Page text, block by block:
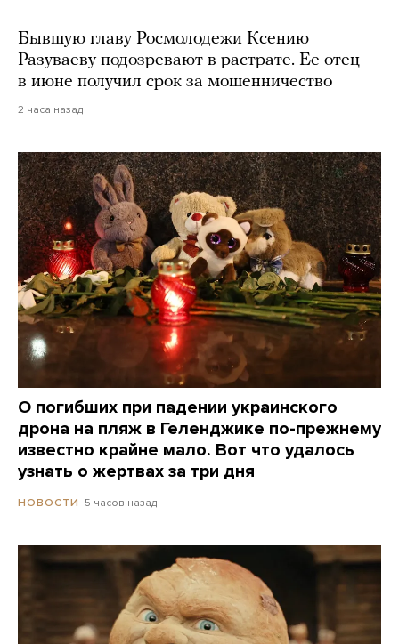
Бывшую главу Росмолодежи Ксению
Разуваеву подозревают в растрате. Ее отец
в июне получил срок за мошенничество
2 часа назад
О погибших при падении украинского
дрона на пляж в Геленджике по-прежнему
известно крайне мало. Вот что удалось
узнать о жертвах за три дня
НОВОСТИ 5 часов назад